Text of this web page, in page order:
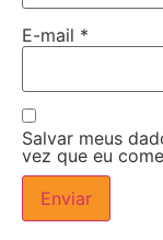
E-mail *
Salvar meus
vez que eu